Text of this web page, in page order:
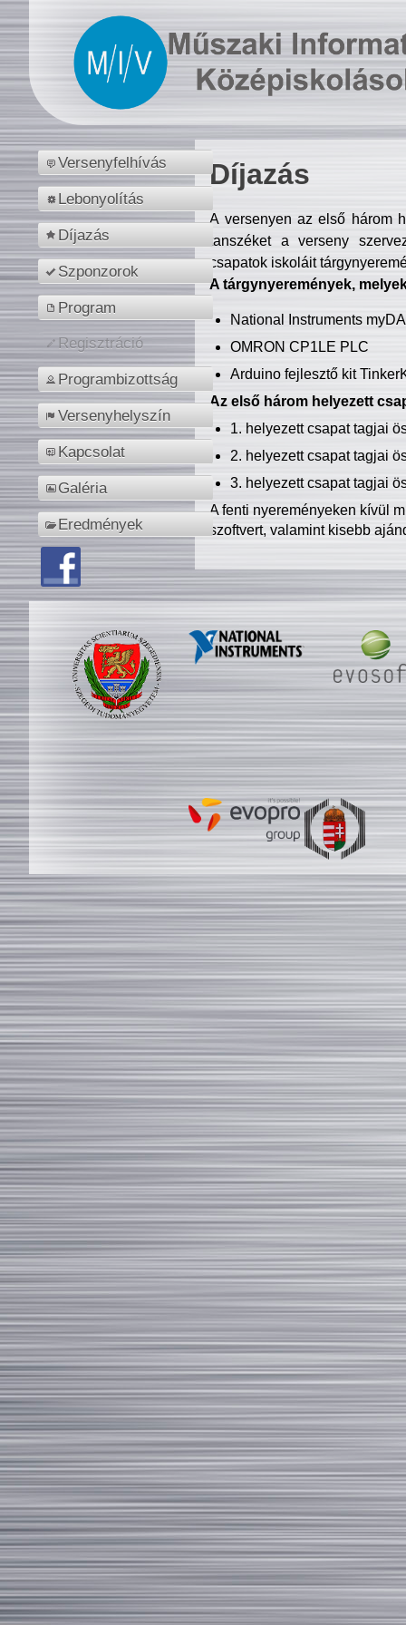
Versenyfelhívás
Lebonyolítás
Díjazás
Szponzorok
Program
Regisztráció
Programbizottság
Versenyhelyszín
Kapcsolat
Galéria
Eredmények
Díjazás
A versenyen az első három
tanszéket a verseny
csapatok iskoláit
A tárgynyeremények,
National Instruments
OMRON CP1LE PLC
Arduino fejlesztő kit
Az első három helyezett
1. helyezett csapat tagjai
2. helyezett csapat tagjai
3. helyezett csapat tagjai
A fenti nyereményeken kívül
szoftvert, valamint kisebb